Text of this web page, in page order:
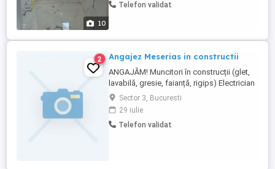
10
Telefon validat
2 Angajez Meserias in constructii
ANGAJĂM! Muncitori în construcții (glet,
lavabilă, gresie, faianță, rigips) Electrician
Instalator sanitar Locație: București Ilfov
Program: Luni Vineri, 08:00 17:00 Salariul
se stabilește în funcție de experiență și
calitatea lucrării. Cerem seriozitate și
Sector 3, Bucuresti
29 iulie
Telefon validat